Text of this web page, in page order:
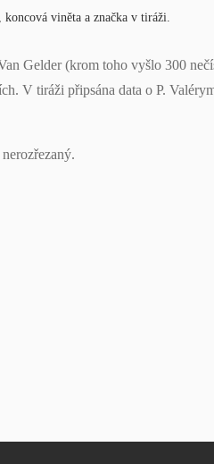
viněta a značka v tiráži.
Gelder (krom toho vyšlo 300
V tiráži připsána data o P.